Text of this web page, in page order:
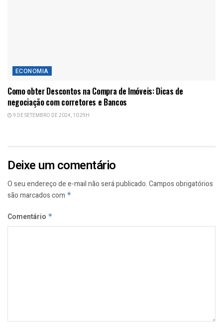
ECONOMIA
Como obter Descontos na Compra de Imóveis: Dicas de
negociação com corretores e Bancos
9 DE SETEMBRO DE 2024, 10:29H
Deixe um comentário
O seu endereço de e-mail não será publicado.Campos obrigatórios
são marcados com *
Comentário *